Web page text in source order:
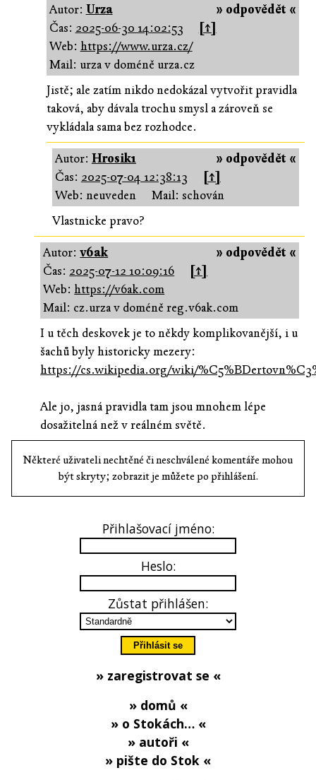
» odpovědět «
Autor: Urza
Čas: 2025-06-30 14:02:53
[↑]
Web: https://www.urza.cz/
Mail: urza v doméně urza.cz
Jistě; ale zatím nikdo nedokázal vytvořit pravidla
taková, aby dávala trochu smysl a zároveň se
vykládala sama bez rozhodce.
» odpovědět «
Autor: Hrosik1
Čas: 2025-07-04 12:38:13
[↑]
Web: neuveden
Mail: schován
Vlastnicke pravo?
» odpovědět «
Autor:v6ak
Čas: 2025-07-12 10:09:16
[↑]
Web:https://v6ak.com
Mail: cz.urza v doméně reg.v6ak.com
I u těch deskovek je to někdy komplikovanější, i u
šachů byly historicky mezery:
https://cs.wikipedia.org/wiki/
Ale jo, jasná pravidla tam jsou mnohem lépe
dosažitelná než v reálném světě.
Některé uživateli nechtěné či neschválené komentáře mohou
být skryty; zobrazit je můžete po přihlášení.
Přihlašovací jméno:
Heslo:
Zůstat přihlášen:
» zaregistrovat se «
» domů «
» o Stokách… «
» autoři «
» pište do Stok «